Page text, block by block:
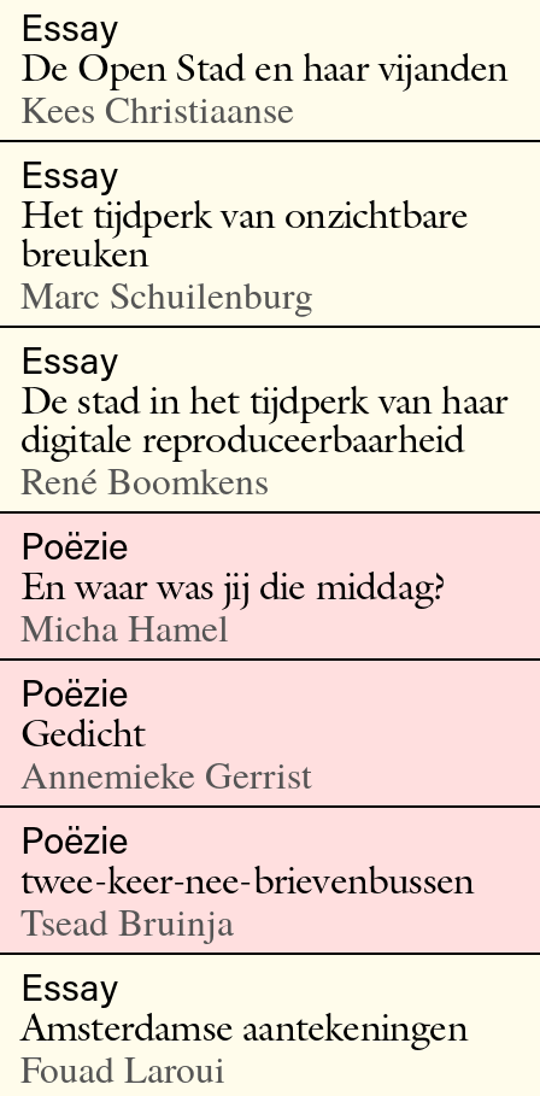
Essay
De Open Stad en haar vijanden
Kees Christiaanse
Essay
Het tijdperk van onzichtbare
breuken
Marc Schuilenburg
Essay
De stad in het tijdperk van haar
digitale reproduceerbaarheid
René Boomkens
Poëzie
En waar was jij die middag?
Micha Hamel
Poëzie
Gedicht
Annemieke Gerrist
Poëzie
twee-keer-nee-brievenbussen
Tsead Bruinja
Essay
Amsterdamse aantekeningen
Fouad Laroui